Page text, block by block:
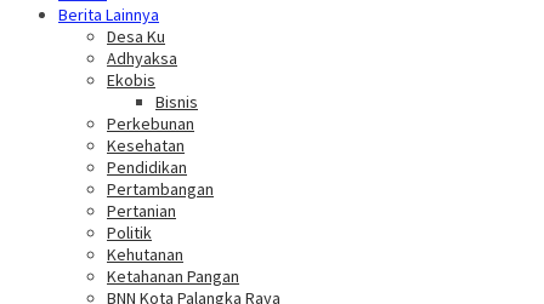
Berita Lainnya
Desa Ku
Adhyaksa
Ekobis
Bisnis
Perkebunan
Kesehatan
Pendidikan
Pertambangan
Pertanian
Politik
Kehutanan
Ketahanan Pangan
BNN Kota Palangka Raya